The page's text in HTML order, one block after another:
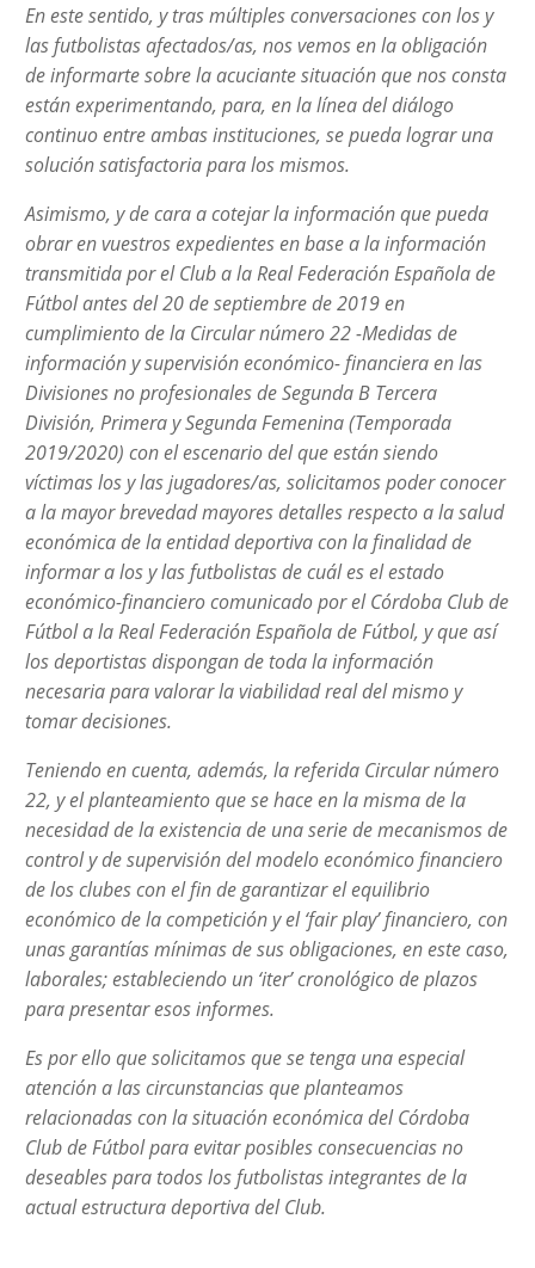
En este sentido, y tras múltiples conversaciones con los y
las futbolistas afectados/as, nos vemos en la obligación
de informarte sobre la acuciante situación que nos consta
están experimentando, para, en la línea del diálogo
continuo entre ambas instituciones, se pueda lograr una
solución satisfactoria para los mismos.
Asimismo, y de cara a cotejar la información que pueda
obrar en vuestros expedientes en base a la información
transmitida por el Club a la Real Federación Española de
Fútbol antes del 20 de septiembre de 2019 en
cumplimiento de la Circular número 22 -Medidas de
información y supervisión económico- financiera en las
Divisiones no profesionales de Segunda B Tercera
División, Primera y Segunda Femenina (Temporada
2019/2020) con el escenario del que están siendo
víctimas los y las jugadores/as, solicitamos poder conocer
a la mayor brevedad mayores detalles respecto a la salud
económica de la entidad deportiva con la finalidad de
informar a los y las futbolistas de cuál es el estado
económico-financiero comunicado por el Córdoba Club de
Fútbol a la Real Federación Española de Fútbol, y que así
los deportistas dispongan de toda la información
necesaria para valorar la viabilidad real del mismo y
tomar decisiones.
Teniendo en cuenta, además, la referida Circular número
22, y el planteamiento que se hace en la misma de la
necesidad de la existencia de una serie de mecanismos de
control y de supervisión del modelo económico financiero
de los clubes con el fin de garantizar el equilibrio
económico de la competición y el ‘fair play’ financiero, con
unas garantías mínimas de sus obligaciones, en este caso,
laborales; estableciendo un ‘iter’ cronológico de plazos
para presentar esos informes.
Es por ello que solicitamos que se tenga una especial
atención a las circunstancias que planteamos
relacionadas con la situación económica del Córdoba
Club de Fútbol para evitar posibles consecuencias no
deseables para todos los futbolistas integrantes de la
actual estructura deportiva del Club.